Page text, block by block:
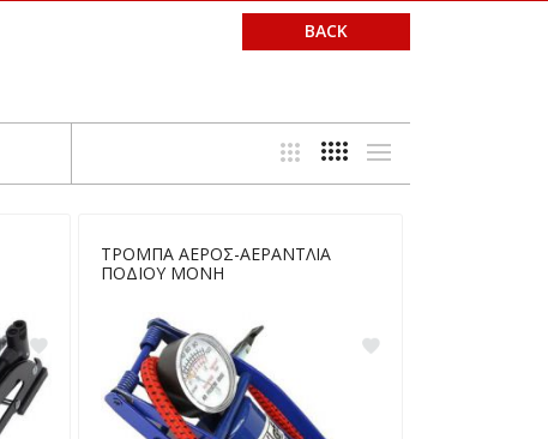
BACK
ΤΡΟΜΠΑ ΑΕΡΟΣ-ΑΕΡΑΝΤΛΙΑ
ΠΟΔΙΟΥ ΜΟΝΗ